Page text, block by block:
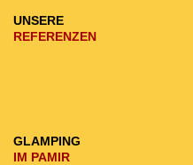
UNSERE
REFERENZEN
GLAMPING
IM PAMIR